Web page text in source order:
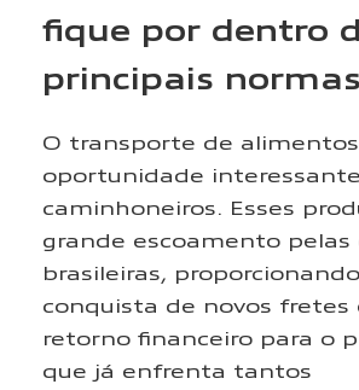
fique por dentro
principais normas
O transporte de
oportunidade
caminhoneiros. Esses
grande escoamento pelas
brasileiras,
conquista de novos fretes
retorno financeiro para o
que já enfrenta tantos